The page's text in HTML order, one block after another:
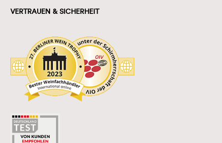
VERTRAUEN & SICHERHEIT